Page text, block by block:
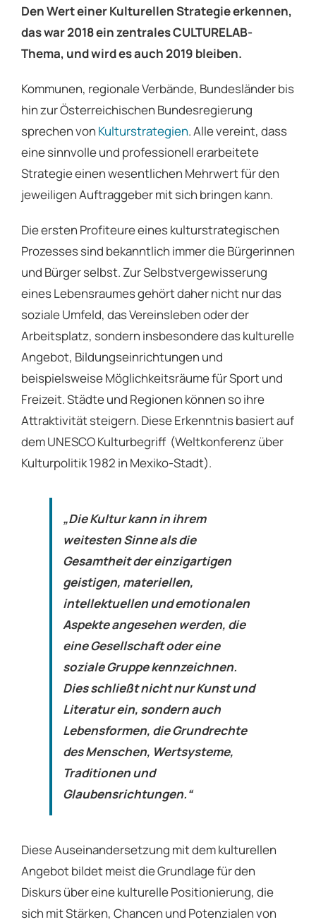
Den Wert einer Kulturellen Strategie erkennen,
das war 2018 ein zentrales CULTURELAB-
Thema, und wird es auch 2019 bleiben.
Kommunen, regionale Verbände, Bundesländer bis
hin zur Österreichischen Bundesregierung
sprechen von Kulturstrategien. Alle vereint, dass
eine sinnvolle und professionell erarbeitete
Strategie einen wesentlichen Mehrwert für den
jeweiligen Auftraggeber mit sich bringen kann.
Die ersten Profiteure eines kulturstrategischen
Prozesses sind bekanntlich immer die Bürgerinnen
und Bürger selbst. Zur Selbstvergewisserung
eines Lebensraumes gehört daher nicht nur das
soziale Umfeld, das Vereinsleben oder der
Arbeitsplatz, sondern insbesondere das kulturelle
Angebot, Bildungseinrichtungen und
beispielsweise Möglichkeitsräume für Sport und
Freizeit. Städte und Regionen können so ihre
Attraktivität steigern. Diese Erkenntnis basiert auf
dem UNESCO Kulturbegriff (Weltkonferenz über
Kulturpolitik 1982 in Mexiko-Stadt).
„Die Kultur kann in ihrem
weitesten Sinne als die
Gesamtheit der einzigartigen
geistigen, materiellen,
intellektuellen und emotionalen
Aspekte angesehen werden, die
eine Gesellschaft oder eine
soziale Gruppe kennzeichnen.
Dies schließt nicht nur Kunst und
Literatur ein, sondern auch
Lebensformen, die Grundrechte
des Menschen, Wertsysteme,
Traditionen und
Glaubensrichtungen.“
Diese Auseinandersetzung mit dem kulturellen
Angebot bildet meist die Grundlage für den
Diskurs über eine kulturelle Positionierung, die
sich mit Stärken, Chancen und Potenzialen von